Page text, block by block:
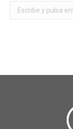
Buscar: